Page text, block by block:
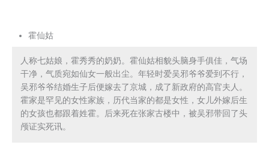
霍仙姑
人称七姑娘，霍秀秀的奶奶。霍仙姑相貌头脑身手俱佳，气场
干净，气质宛如仙女一般出尘。年轻时爱吴邪爷爷爱到不行，
吴邪爷爷结婚生子后便嫁去了京城，成了新政府的高官夫人。
霍家是罕见的女性家族，历代当家的都是女性，女儿外嫁后生
的女孩也都跟着姓霍。后来死在张家古楼中，被吴邪带回了头
颅证实死讯。